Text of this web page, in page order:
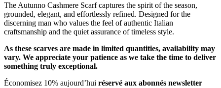
The Autunno Cashmere Scarf captures the spirit of the season,
grounded, elegant, and effortlessly refined. Designed for the
discerning man who values the feel of authentic Italian
craftsmanship and the quiet assurance of timeless style.
As these scarves are made in limited quantities, availability may
vary. We appreciate your patience as we take the time to deliver
something truly exceptional.
Économisez 10% aujourd’hui réservé aux abonnés newsletter